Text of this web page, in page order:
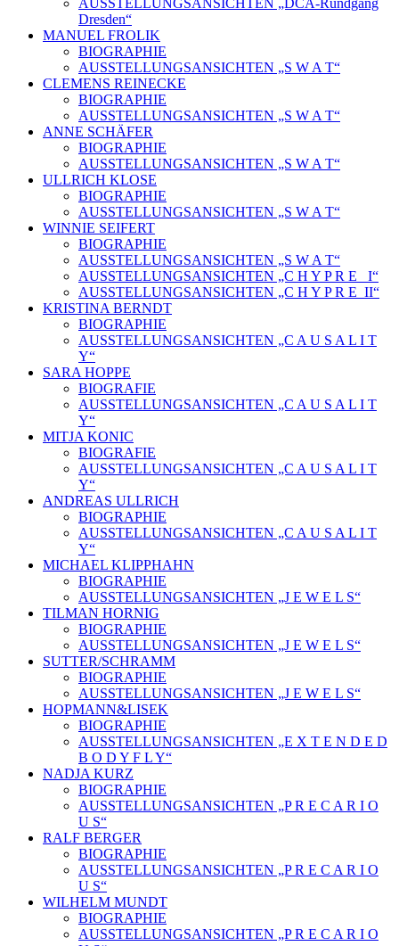
Dresden“
MANUEL FROLIK
BIOGRAPHIE
AUSSTELLUNGSANSICHTEN „S W A T“
CLEMENS REINECKE
BIOGRAPHIE
AUSSTELLUNGSANSICHTEN „S W A T“
ANNE SCHÄFER
BIOGRAPHIE
AUSSTELLUNGSANSICHTEN „S W A T“
ULLRICH KLOSE
BIOGRAPHIE
AUSSTELLUNGSANSICHTEN „S W A T“
WINNIE SEIFERT
BIOGRAPHIE
AUSSTELLUNGSANSICHTEN „S W A T“
AUSSTELLUNGSANSICHTEN „C H Y P R E_ I“
AUSSTELLUNGSANSICHTEN „C H Y P R E_II“
KRISTINA BERNDT
BIOGRAPHIE
AUSSTELLUNGSANSICHTEN „C A U S A L I T
Y“
SARA HOPPE
BIOGRAFIE
AUSSTELLUNGSANSICHTEN „C A U S A L I T
Y“
MITJA KONIC
BIOGRAFIE
AUSSTELLUNGSANSICHTEN „C A U S A L I T
Y“
ANDREAS ULLRICH
BIOGRAPHIE
AUSSTELLUNGSANSICHTEN „C A U S A L I T
Y“
MICHAEL KLIPPHAHN
BIOGRAPHIE
AUSSTELLUNGSANSICHTEN „J E W E L S“
TILMAN HORNIG
BIOGRAPHIE
AUSSTELLUNGSANSICHTEN „J E W E L S“
SUTTER/SCHRAMM
BIOGRAPHIE
AUSSTELLUNGSANSICHTEN „J E W E L S“
HOPMANN&LISEK
BIOGRAPHIE
AUSSTELLUNGSANSICHTEN „E X T E N D E D
B O D Y F L Y“
NADJA KURZ
BIOGRAPHIE
AUSSTELLUNGSANSICHTEN „P R E C A R I O
U S“
RALF BERGER
BIOGRAPHIE
AUSSTELLUNGSANSICHTEN „P R E C A R I O
U S“
WILHELM MUNDT
BIOGRAPHIE
AUSSTELLUNGSANSICHTEN „P R E C A R I O